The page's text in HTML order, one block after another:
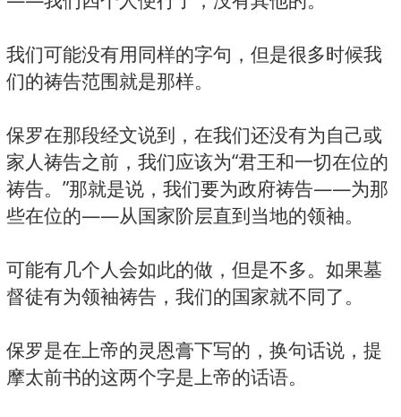
我们可能没有用同样的字句，但是很多时候我
们的祷告范围就是那样。
保罗在那段经文说到，在我们还没有为自己或
家人祷告之前，我们应该为“君王和一切在位的
祷告。”那就是说，我们要为政府祷告——为那
些在位的——从国家阶层直到当地的领袖。
可能有几个人会如此的做，但是不多。如果墓
督徒有为领袖祷告，我们的国家就不同了。
保罗是在上帝的灵恩膏下写的，换句话说，提
摩太前书的这两个字是上帝的话语。